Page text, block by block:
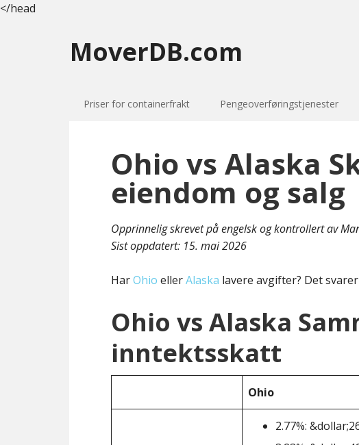
</head
MoverDB.com
Priser for containerfrakt Pengeoverføringstjenester
Ohio vs Alaska
eiendom og salg
Opprinnelig skrevet på engelsk og kontrollert av
Sist oppdatert: 15. mai 2026
HarOhio ellerAlaska lavere avgifter? Det
Ohio vs Alaska
inntektsskatt
Ohio
2.77%: